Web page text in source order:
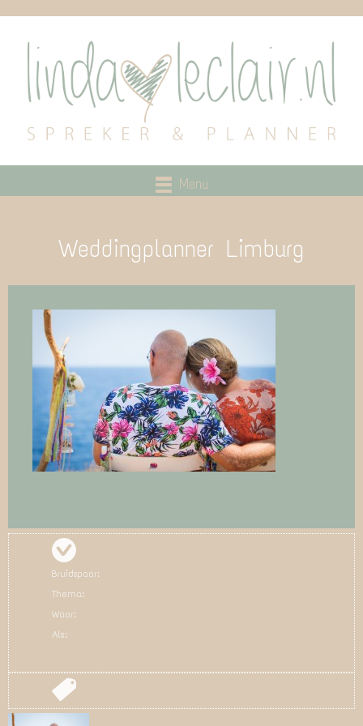
Menu
Weddingplanner Limburg
Bruidspaar:
Thema:
Waar:
Als: